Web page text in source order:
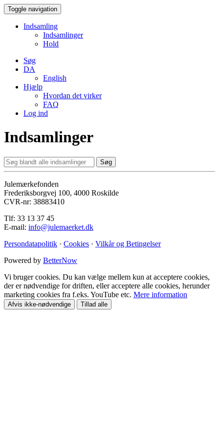
Toggle navigation
Indsamling
Indsamlinger
Hold
Søg
DA
English
Hjælp
Hvordan det virker
FAQ
Log ind
Indsamlinger
Søg
Julemærkefonden
Frederiksborgvej 100, 4000 Roskilde
CVR-nr: 38883410
Tlf: 33 13 37 45
E-mail: info@julemaerket.dk
Persondatapolitik · Cookies · Vilkår og Betingelser
Powered by BetterNow
Vi bruger cookies. Du kan vælge mellem kun at acceptere cookies,
der er nødvendige for driften, eller acceptere alle cookies, herunder
marketing cookies fra f.eks. YouTube etc. Mere information
Afvis ikke-nødvendige Tillad alle